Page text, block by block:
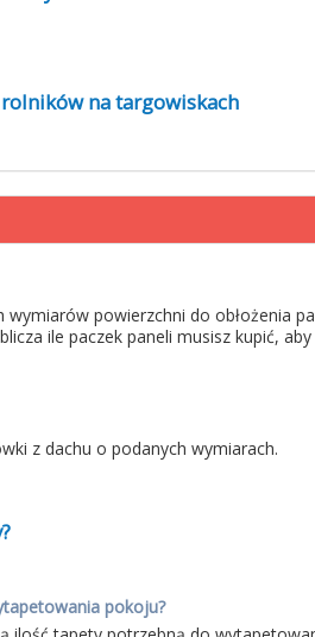
na targowiskach
powierzchni do obłożenia
ile paczek paneli musisz kupić,
z dachu o podanych wymiarach.
pokoju?